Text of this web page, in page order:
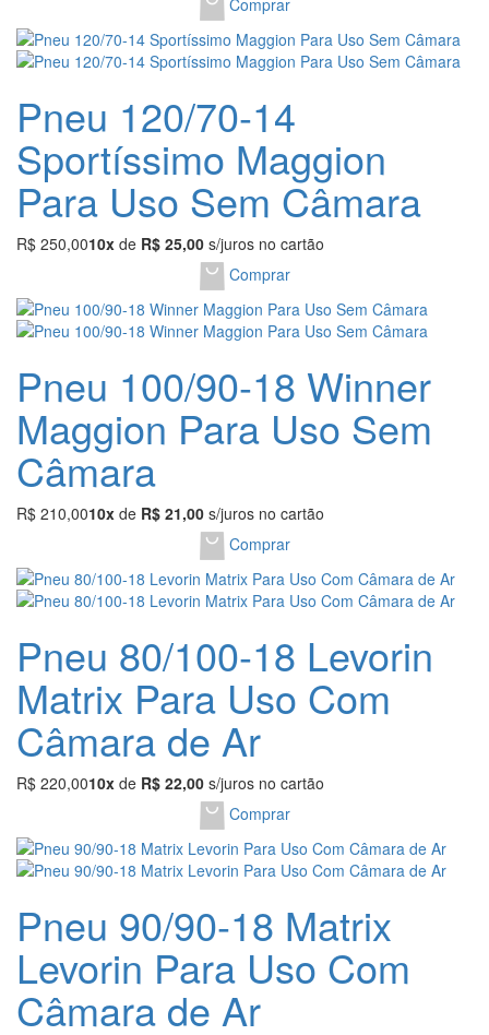
Pneu 120/70-14
Sportíssimo Maggion
Para Uso Sem Câmara
R$ 250,0010x de R$ 25,00 s/juros no cartão
Comprar
Pneu 100/90-18 Winner
Maggion Para Uso Sem
Câmara
R$ 210,0010x de R$ 21,00 s/juros no cartão
Comprar
Pneu 80/100-18 Levorin
Matrix Para Uso Com
Câmara de Ar
R$ 220,0010x de R$ 22,00 s/juros no cartão
Comprar
Pneu 90/90-18 Matrix
Levorin Para Uso Com
Câmara de Ar